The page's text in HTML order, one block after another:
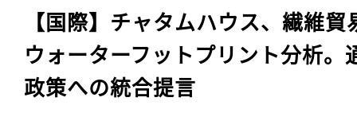
【国際】チャタムハウス、繊維貿
ウォーターフットプリント分析。
政策への統合提言